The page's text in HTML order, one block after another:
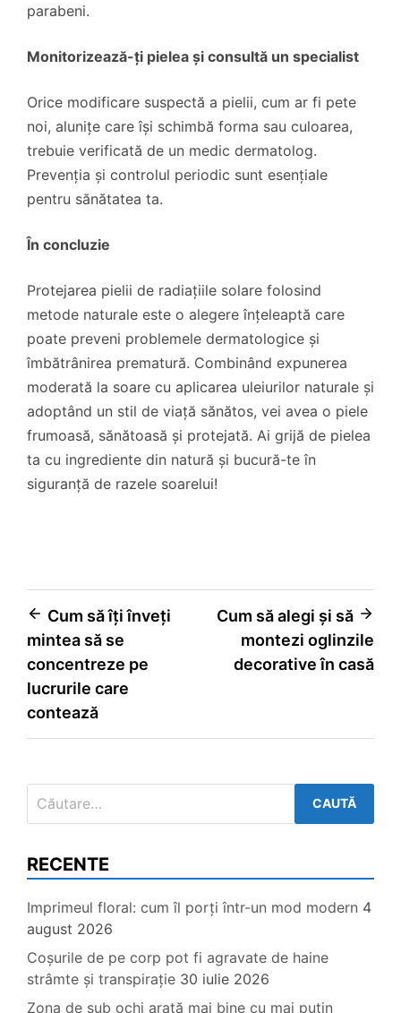
parabeni.
Monitorizează-ți pielea și consultă un specialist
Orice modificare suspectă a pielii, cum ar fi pete
noi, alunițe care își schimbă forma sau culoarea,
trebuie verificată de un medic dermatolog.
Prevenția și controlul periodic sunt esențiale
pentru sănătatea ta.
În concluzie
Protejarea pielii de radiațiile solare folosind
metode naturale este o alegere înțeleaptă care
poate preveni problemele dermatologice și
îmbătrânirea prematură. Combinând expunerea
moderată la soare cu aplicarea uleiurilor naturale și
adoptând un stil de viață sănătos, vei avea o piele
frumoasă, sănătoasă și protejată. Ai grijă de pielea
ta cu ingrediente din natură și bucură-te în
siguranță de razele soarelui!
Navigare
în
articole
Cum să îți înveți
mintea să se
concentreze pe
lucrurile care
contează
Cum să alegi și să
montezi oglinzile
decorative în casă
după:
RECENTE
Imprimeul floral: cum îl porți într-un mod modern 4
august 2026
Coșurile de pe corp pot fi agravate de haine
strâmte și transpirație 30 iulie 2026
Zona de sub ochi arată mai bine cu mai puțin